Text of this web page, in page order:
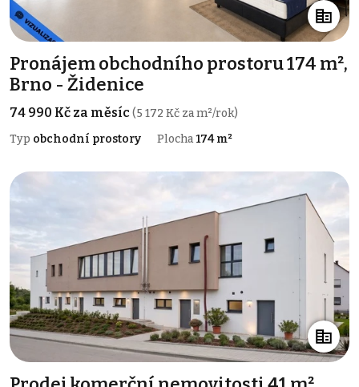
Pronájem obchodního prostoru 174 m²,
Brno - Židenice
74 990 Kč za měsíc(5 172 Kč za m²/rok)
Typ obchodní prostory Plocha174 m²